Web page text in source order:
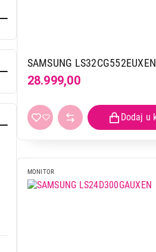
SAMSUNG LS32CG552EUXEN
28.999,00
MONITOR